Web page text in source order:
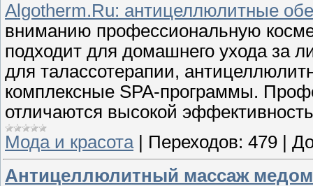
Algotherm.Ru: антицеллюлитные
вниманию профессиональную
подходит для домашнего ухода за
для талассотерапии,
комплексные SPA-программы.
отличаются высокой
Мода и красота| Переходов: 479
Антицеллюлитный массаж медом.